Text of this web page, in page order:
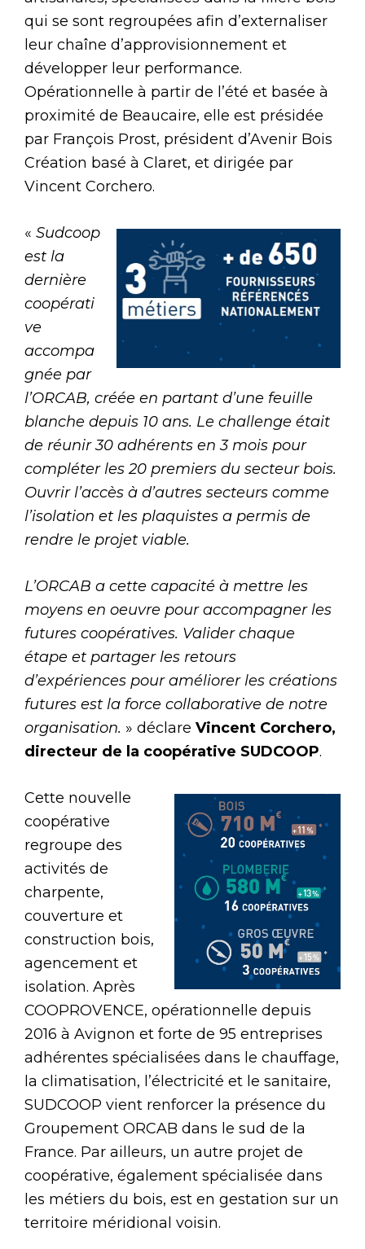
qui se sont regroupées afin d’externaliser
leur chaîne d’approvisionnement et
développer leur performance.
Opérationnelle à partir de l’été et basée à
proximité de Beaucaire, elle est présidée
par François Prost, président d’Avenir Bois
Création basé à Claret, et dirigée par
Vincent Corchero.
« Sudcoop
est la
dernière
coopérati
ve
accompa
gnée par
l’ORCAB, créée en partant d’une feuille
blanche depuis 10 ans. Le challenge était
de réunir 30 adhérents en 3 mois pour
compléter les 20 premiers du secteur bois.
Ouvrir l’accès à d’autres secteurs comme
l’isolation et les plaquistes a permis de
rendre le projet viable.
L’ORCAB a cette capacité à mettre les
moyens en oeuvre pour accompagner les
futures coopératives. Valider chaque
étape et partager les retours
d’expériences pour améliorer les créations
futures est la force collaborative de notre
organisation. » déclare Vincent Corchero,
directeur de la coopérative SUDCOOP.
Cette nouvelle
coopérative
regroupe des
activités de
charpente,
couverture et
construction bois,
agencement et
isolation. Après
COOPROVENCE, opérationnelle depuis
2016 à Avignon et forte de 95 entreprises
adhérentes spécialisées dans le chauffage,
la climatisation, l’électricité et le sanitaire,
SUDCOOP vient renforcer la présence du
Groupement ORCAB dans le sud de la
France. Par ailleurs, un autre projet de
coopérative, également spécialisée dans
les métiers du bois, est en gestation sur un
territoire méridional voisin.